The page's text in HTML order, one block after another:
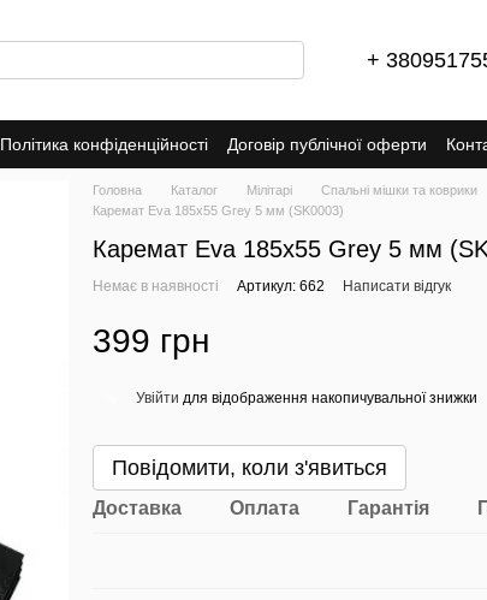
+
Політика конфіденційності Договір публічної оферти
Головна Каталог Мілітарі Спальні мішки та коврики
Каремат Eva 185х55 Grey 5 мм (SK0003)
Каремат Eva 185х55 Grey 5 мм
Немає в наявності Артикул: 662 Написати відгук
399 грн
Увійти для відображення накопичувальної знижки
Повідомити, коли з'явиться
Доставка Оплата Гарантія